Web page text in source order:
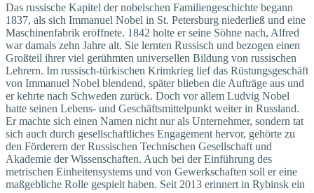
Das russische Kapitel der nobelschen Familiengeschichte begann
1837, als sich Immanuel Nobel in St. Petersburg niederließ und eine
Maschinenfabrik eröffnete. 1842 holte er seine Söhne nach, Alfred
war damals zehn Jahre alt. Sie lernten Russisch und bezogen einen
Großteil ihrer viel gerühmten universellen Bildung von russischen
Lehrern. Im russisch-türkischen Krimkrieg lief das Rüstungsgeschäft
von Immanuel Nobel blendend, später blieben die Aufträge aus und
er kehrte nach Schweden zurück. Doch vor allem Ludvig Nobel
hatte seinen Lebens- und Geschäftsmittelpunkt weiter in Russland.
Er machte sich einen Namen nicht nur als Unternehmer, sondern tat
sich auch durch gesellschaftliches Engagement hervor, gehörte zu
den Förderern der Russischen Technischen Gesellschaft und
Akademie der Wissenschaften. Auch bei der Einführung des
metrischen Einheitensystems und von Gewerkschaften soll er eine
maßgebliche Rolle gespielt haben. Seit 2013 erinnert in Rybinsk ein